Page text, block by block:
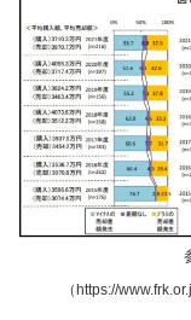
（https://